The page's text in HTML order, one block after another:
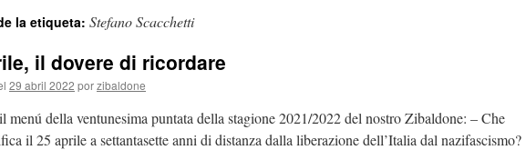
la etiqueta: Stefano Scacchetti
il dovere di ricordare
29 abril 2022 porzibaldone
menú della ventunesima puntata della stagione 2021/2022 del nostro Zibaldone: – Che
il 25 aprile a settantasette anni di distanza dalla liberazione dell’Italia dal nazifascismo?